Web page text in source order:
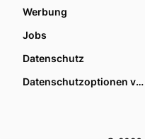
Werbung
Jobs
Datenschutz
Datenschutzoptionen verwalten